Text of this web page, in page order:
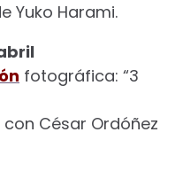
Yuko Harami.
fotográfica: “3
con César Ordóñez